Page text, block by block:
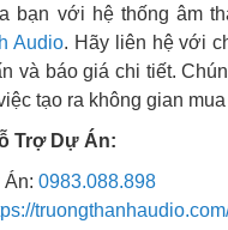
bạn với hệ thống âm
Audio. Hãy liên hệ với
và báo giá chi tiết.
tạo ra không gian
Trợ Dự Án:
Án: 0983.088.898